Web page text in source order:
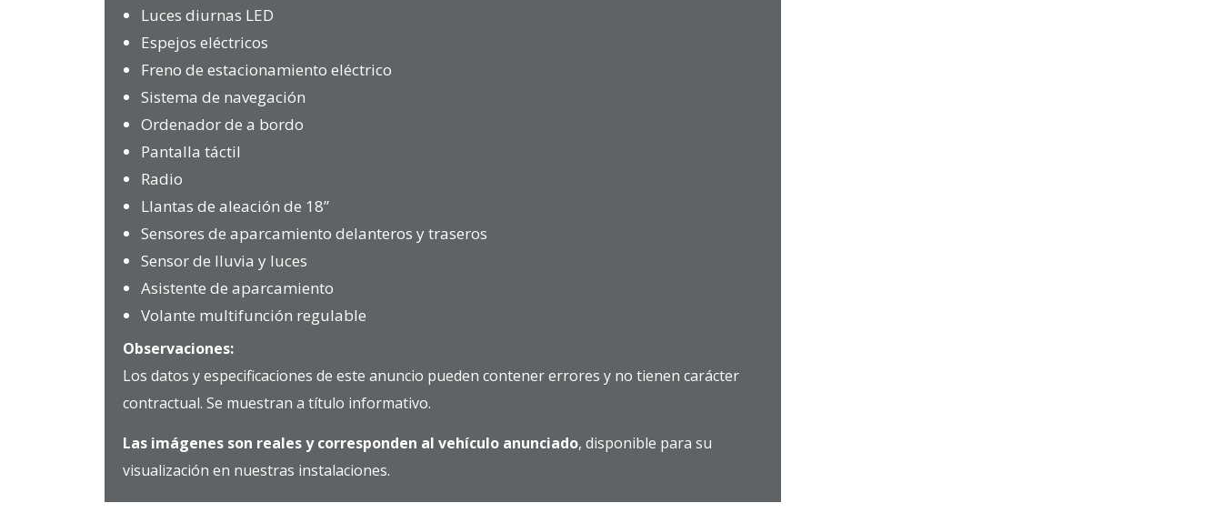
Luces diurnas LED
Espejos eléctricos
Freno de estacionamiento eléctrico
Sistema de navegación
Ordenador de a bordo
Pantalla táctil
Radio
Llantas de aleación de 18”
Sensores de aparcamiento delanteros y traseros
Sensor de lluvia y luces
Asistente de aparcamiento
Volante multifunción regulable
Observaciones:
Los datos y especificaciones de este anuncio pueden contener errores y no tienen carácter
contractual. Se muestran a título informativo.
Las imágenes son reales y corresponden al vehículo anunciado, disponible para su
visualización en nuestras instalaciones.